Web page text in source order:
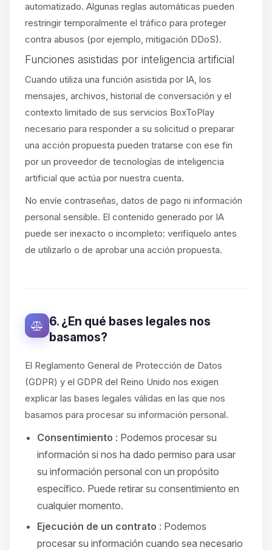
automatizado. Algunas reglas automáticas pueden
restringir temporalmente el tráfico para proteger
contra abusos (por ejemplo, mitigación DDoS).
Funciones asistidas por inteligencia artificial
Cuando utiliza una función asistida por IA, los
mensajes, archivos, historial de conversación y el
contexto limitado de sus servicios BoxToPlay
necesario para responder a su solicitud o preparar
una acción propuesta pueden tratarse con ese fin
por un proveedor de tecnologías de inteligencia
artificial que actúa por nuestra cuenta.
No envíe contraseñas, datos de pago ni información
personal sensible. El contenido generado por IA
puede ser inexacto o incompleto: verifíquelo antes
de utilizarlo o de aprobar una acción propuesta.
6. ¿En qué bases legales nos
basamos?
El Reglamento General de Protección de Datos
(GDPR) y el GDPR del Reino Unido nos exigen
explicar las bases legales válidas en las que nos
basamos para procesar su información personal.
Consentimiento : Podemos procesar su
información si nos ha dado permiso para usar
su información personal con un propósito
específico. Puede retirar su consentimiento en
cualquier momento.
Ejecución de un contrato : Podemos
procesar su información cuando sea necesario